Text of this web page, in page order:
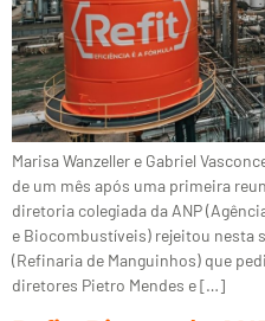
Marisa Wanzeller e Gabriel
de um mês após uma primeira
diretoria colegiada da ANP
e Biocombustíveis) rejeitou nesta
(Refinaria de Manguinhos) que
diretores Pietro Mendes e […]